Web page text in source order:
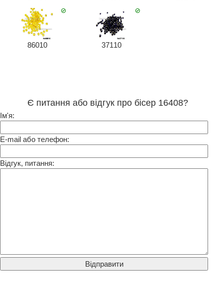
86010 37110
Є питання або відгук про бісер 16408?
Ім'я:
E-mail або телефон:
Відгук, питання: